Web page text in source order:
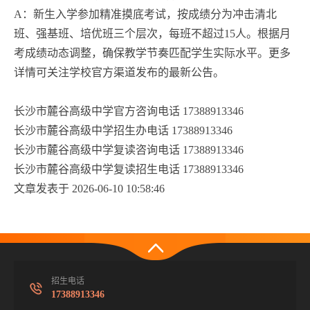
A：新生入学参加精准摸底考试，按成绩分为冲击清北
班、强基班、培优班三个层次，每班不超过15人。根据月
考成绩动态调整，确保教学节奏匹配学生实际水平。更多
详情可关注学校官方渠道发布的最新公告。
长沙市麓谷高级中学官方咨询电话 17388913346
长沙市麓谷高级中学招生办电话 17388913346
长沙市麓谷高级中学复读咨询电话 17388913346
长沙市麓谷高级中学复读招生电话 17388913346
文章发表于 2026-06-10 10:58:46
招生电话
17388913346